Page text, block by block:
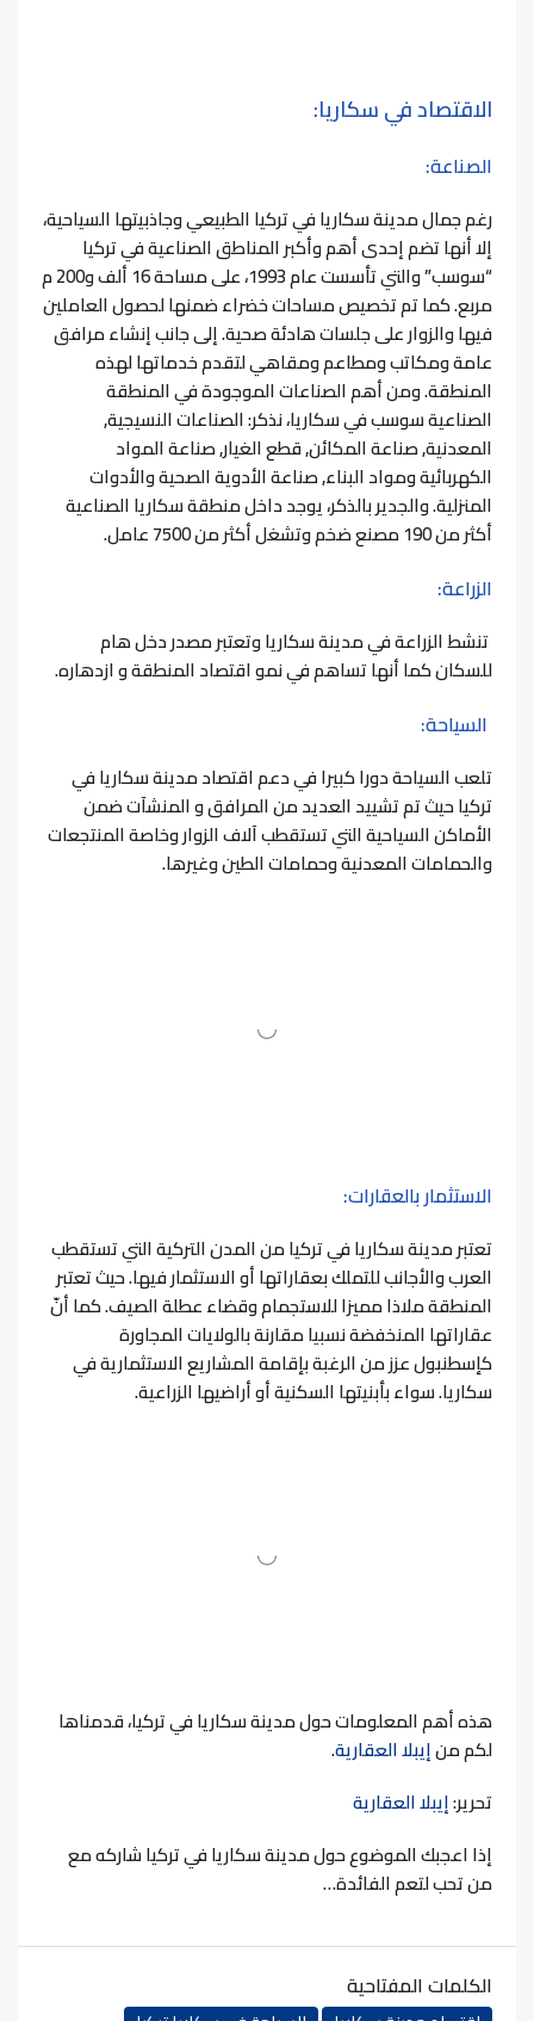
الاقتصاد في سكاريا:
الصناعة:
رغم جمال مدينة سكاريا في تركيا الطبيعي وجاذبيتها السياحية،
إلا أنها تضم إحدى أهم وأكبر المناطق الصناعية في تركيا
“سوسب” والتي تأسست عام 1993، على مساحة 16 ألف و200 م
مربع. كما تم تخصيص مساحات خضراء ضمنها لحصول العاملين
فيها والزوار على جلسات هادئة صحية. إلى جانب إنشاء مرافق
عامة ومكاتب ومطاعم ومقاهي لتقدم خدماتها لهذه
المنطقة.ومن أهم الصناعات الموجودة في المنطقة
الصناعية سوسب في سكاريا، نذكر:الصناعات النسيجية,
المعدنية, صناعة المكائن, قطع الغيار, صناعة المواد
الكهربائية ومواد البناء, صناعة الأدوية الصحية والأدوات
المنزلية.والجدير بالذكر، يوجد داخل منطقة سكاريا الصناعية
أكثر من 190 مصنع ضخم وتشغل أكثر من 7500 عامل.
الزراعة:
تنشط الزراعة في مدينة سكاريا وتعتبر مصدر دخل هام
للسكان كما أنها تساهم في نمو اقتصاد المنطقة و ازدهاره.
السياحة:
تلعب السياحة دورا كبيرا في دعم اقتصاد مدينة سكاريا في
تركيا حيث تم تشييد العديد من المرافق و المنشآت ضمن
الأماكن السياحية التي تستقطب آلاف الزوار وخاصة المنتجعات
والحمامات المعدنية وحمامات الطين وغيرها.
الاستثمار بالعقارات:
تعتبر مدينة سكاريا في تركيا من المدن التركية التي تستقطب
العرب والأجانب للتملك بعقاراتها أو الاستثمار فيها. حيث تعتبر
المنطقة ملاذا مميزا للاستجمام وقضاء عطلة الصيف.كما أنّ
عقاراتها المنخفضة نسبيا مقارنة بالولايات المجاورة
كإسطنبول عزز من الرغبة بإقامة المشاريع الاستثمارية في
سكاريا. سواء بأبنيتها السكنية أو أراضيها الزراعية.
هذه أهم المعلومات حول مدينة سكاريا في تركيا، قدمناها
لكم منإيبلا العقارية.
تحرير:إيبلا العقارية
إذا اعجبك الموضوع حول مدينة سكاريا في تركيا شاركه مع
من تحب لتعم الفائدة…
الكلمات المفتاحية